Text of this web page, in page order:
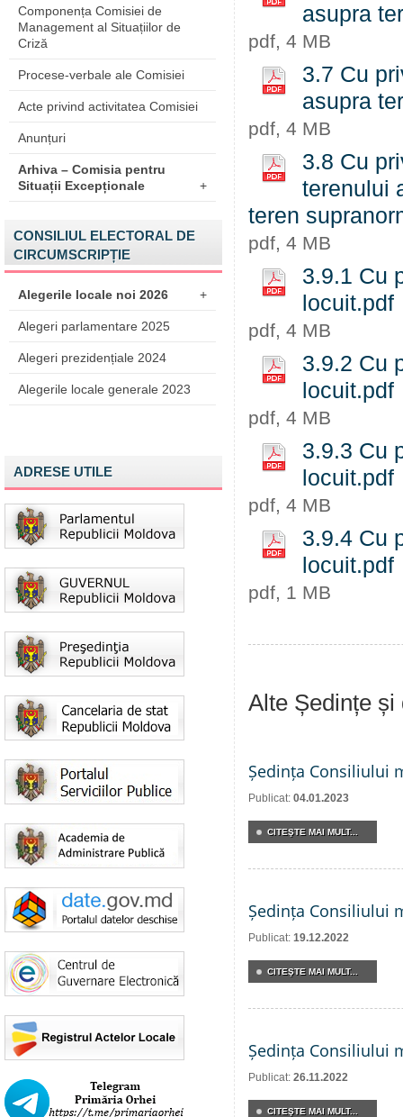
Componența Comisiei de
Management al Situațiilor de
Criză
Procese-verbale ale Comisiei
Acte privind activitatea Comisiei
Anunțuri
Arhiva – Comisia pentru
Situații Excepționale
+
CONSILIUL ELECTORAL DE
CIRCUMSCRIPȚIE
Alegerile locale noi 2026 +
Alegeri parlamentare 2025
Alegeri prezidențiale 2024
Alegerile locale generale 2023
ADRESE UTILE
asupra
pdf, 4 MB
3.7 Cu
asupra
pdf, 4 MB
3.8 Cu
terenului
teren
pdf, 4 MB
3.9.1 Cu
locuit.pdf
pdf, 4 MB
3.9.2 Cu
locuit.pdf
pdf, 4 MB
3.9.3 Cu
locuit.pdf
pdf, 4 MB
3.9.4 Cu
locuit.pdf
pdf, 1 MB
Alte Ședințe și
Ședința Consiliului
Publicat: 04.01.2023
CITEŞTE MAI MULT...
Ședința Consiliului
Publicat: 19.12.2022
CITEŞTE MAI MULT...
Ședința Consiliului
Publicat: 26.11.2022
CITEŞTE MAI MULT...